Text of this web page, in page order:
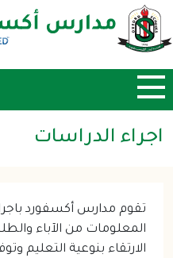
اجراء الدراسات
تقوم مدارس أكسفورد
المعلومات من الآباء
الارتقاء بنوعية التعليم